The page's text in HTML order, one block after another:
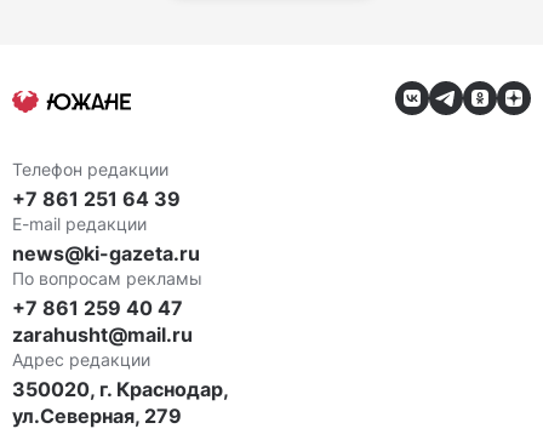
Телефон редакции
+7 861 251 64 39
E-mail редакции
news@ki-gazeta.ru
По вопросам рекламы
+7 861 259 40 47
zarahusht@mail.ru
Адрес редакции
350020, г. Краснодар,
ул.Северная, 279